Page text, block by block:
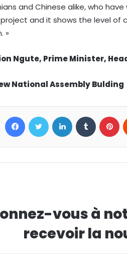
and Chinese alike, who
and it shows the level
»
Ngute, Prime Minister,
National Assembly Bulding
vous à
recevoir la